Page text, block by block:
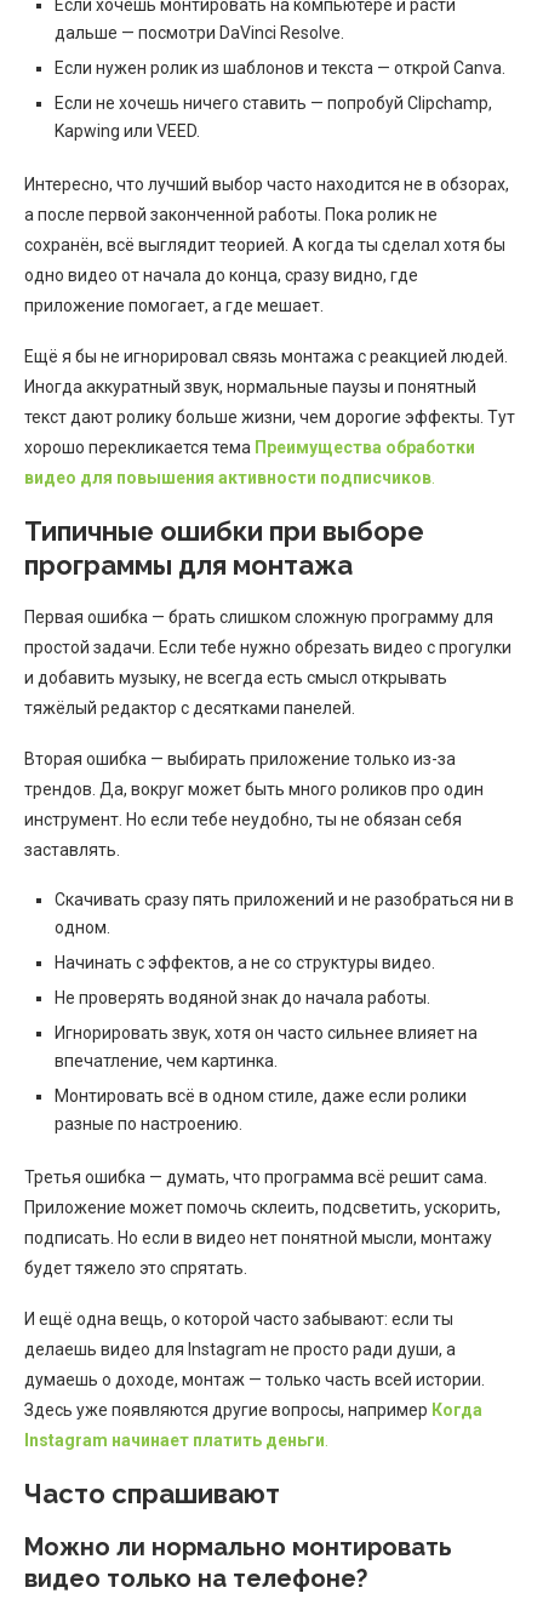
Если хочешь монтировать на компьютере и расти
дальше — посмотри DaVinci Resolve.
Если нужен ролик из шаблонов и текста — открой Canva.
Если не хочешь ничего ставить — попробуй Clipchamp,
Kapwing или VEED.
Интересно, что лучший выбор часто находится не в обзорах,
а после первой законченной работы. Пока ролик не
сохранён, всё выглядит теорией. А когда ты сделал хотя бы
одно видео от начала до конца, сразу видно, где
приложение помогает, а где мешает.
Ещё я бы не игнорировал связь монтажа с реакцией людей.
Иногда аккуратный звук, нормальные паузы и понятный
текст дают ролику больше жизни, чем дорогие эффекты. Тут
хорошо перекликается тема Преимущества обработки
видео для повышения активности подписчиков
Типичные ошибки при выборе
программы для монтажа
Первая ошибка — брать слишком сложную программу для
простой задачи. Если тебе нужно обрезать видео с прогулки
и добавить музыку, не всегда есть смысл открывать
тяжёлый редактор с десятками панелей.
Вторая ошибка — выбирать приложение только из-за
трендов. Да, вокруг может быть много роликов про один
инструмент. Но если тебе неудобно, ты не обязан себя
заставлять.
Скачивать сразу пять приложений и не разобраться ни в
одном.
Начинать с эффектов, а не со структуры видео.
Не проверять водяной знак до начала работы.
Игнорировать звук, хотя он часто сильнее влияет на
впечатление, чем картинка.
Монтировать всё в одном стиле, даже если ролики
разные по настроению.
Третья ошибка — думать, что программа всё решит сама.
Приложение может помочь склеить, подсветить, ускорить,
подписать. Но если в видео нет понятной мысли, монтажу
будет тяжело это спрятать.
И ещё одна вещь, о которой часто забывают: если ты
делаешь видео для Instagram не просто ради души, а
думаешь о доходе, монтаж — только часть всей истории.
Здесь уже появляются другие вопросы, например Когда
Instagram начинает платить деньги
Часто спрашивают
Можно ли нормально монтировать
видео только на телефоне?